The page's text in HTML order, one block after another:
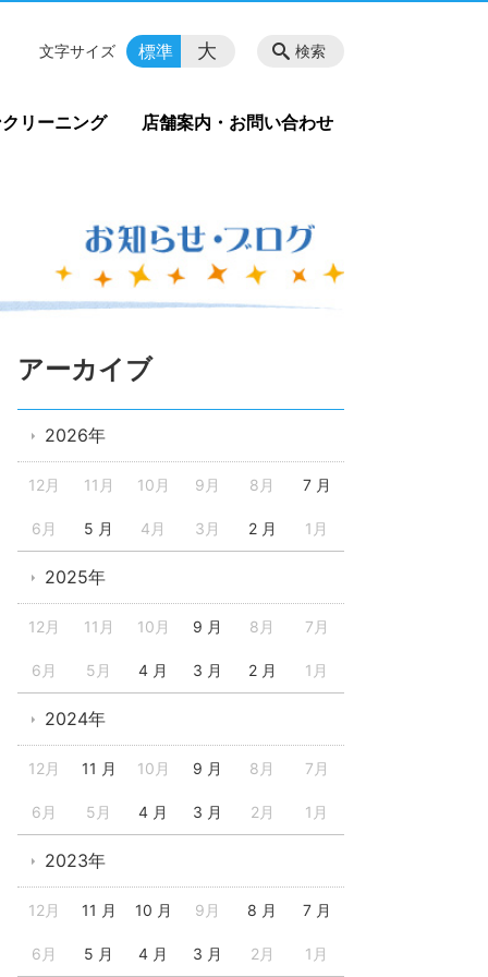
リーニング 店舗案内・お問い合わせ
検索
文字サイズ 標準 大
アーカイブ
2026年
12月 11月 10月 9月 8月 7 月
6月 5 月 4月 3月 2 月 1月
2025年
12月 11月 10月 9 月 8月 7月
6月 5月 4 月 3 月 2 月 1月
2024年
12月 11 月 10月 9 月 8月 7月
6月 5月 4 月 3 月 2月 1月
2023年
12月 11 月 10 月 9月 8 月 7 月
6月 5 月 4 月 3 月 2月 1月